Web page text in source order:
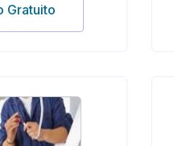
Gratuito